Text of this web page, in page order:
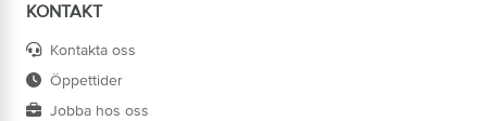
KONTAKT
Kontakta oss
Öppettider
Jobba hos oss